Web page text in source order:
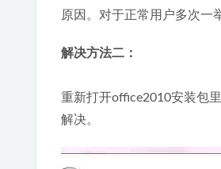
原因。对于正常用户多次一
解决方法二：
重新打开office2010安装包
解决。